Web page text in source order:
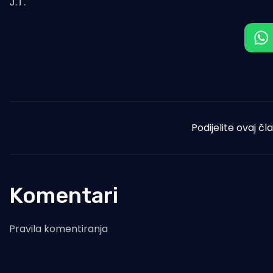
Podijelite ovaj
Komentari
Pravila komentiranja